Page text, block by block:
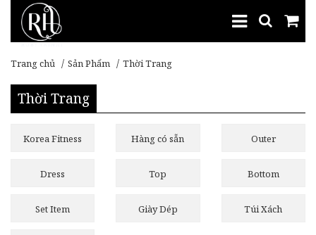
Trang chủ Sản Phẩm Thời Trang
Thời Trang
Korea Fitness Hàng có sẵn Outer
Dress Top Bottom
Set Item Giày Dép Túi Xách